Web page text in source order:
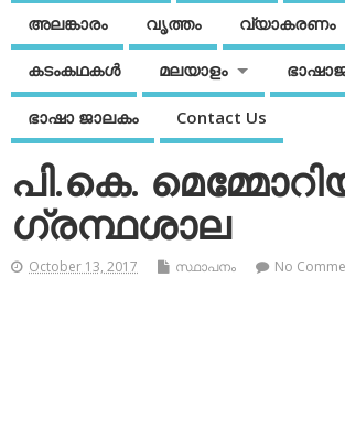
അലങ്കാരം വൃത്തം വ്യാകരണം
കടംകഥകള്‍ മലയാളം
ഭാഷാ ജാലകം Contact Us
പി.കെ.
ഗ്രന്ഥശാല
October 13, 2017 സ്ഥാപനം No